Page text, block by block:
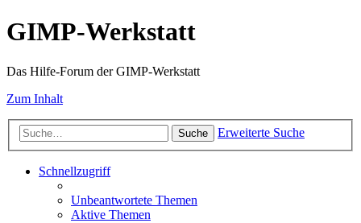
GIMP-Werkstatt
Das Hilfe-Forum der GIMP-Werkstatt
Zum Inhalt
Suche Erweiterte Suche
Schnellzugriff
Unbeantwortete Themen
Aktive Themen